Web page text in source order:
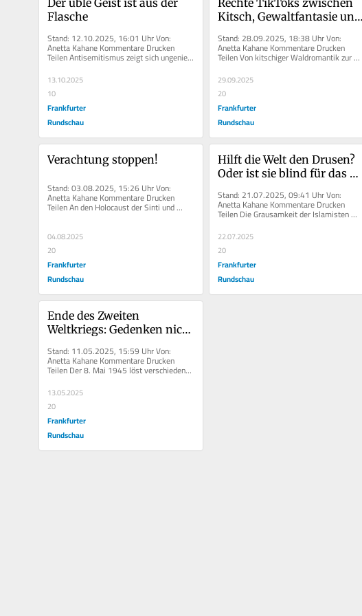
Flasche
Stand: 12.10.2025, 16:01 Uhr Von:
Anetta Kahane Kommentare Drucken
Teilen Antisemitismus zeigt sich ungeniert
13.10.2025
10
Frankfurter
Rundschau
Kitsch, Gewaltfantasie und
Stand: 28.09.2025, 18:38 Uhr Von:
Anetta Kahane Kommentare Drucken
Teilen Von kitschiger Waldromantik zur
Inszenierung von Gewalt:...
29.09.2025
20
Frankfurter
Rundschau
Verachtung stoppen!
Stand: 03.08.2025, 15:26 Uhr Von:
Anetta Kahane Kommentare Drucken
Teilen An den Holocaust der Sinti und
04.08.2025
20
Frankfurter
Rundschau
Hilft die Welt den Drusen?
Oder ist sie blind für das
Stand: 21.07.2025, 09:41 Uhr Von:
Anetta Kahane Kommentare Drucken
Teilen Die Grausamkeit der Islamisten
22.07.2025
20
Frankfurter
Rundschau
Ende des Zweiten
Weltkriegs: Gedenken nicht
Stand: 11.05.2025, 15:59 Uhr Von:
Anetta Kahane Kommentare Drucken
Teilen Der 8. Mai 1945 löst verschiedene
13.05.2025
20
Frankfurter
Rundschau